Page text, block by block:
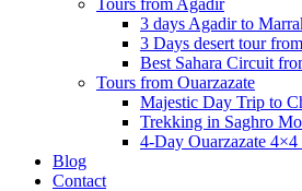
Tours from Agadir
3 days Agadir to
3 Days desert tour
Best Sahara Circuit
Tours from Ouarzazate
Majestic Day Trip to
Trekking in Saghro
4-Day Ouarzazate
Blog
Contact